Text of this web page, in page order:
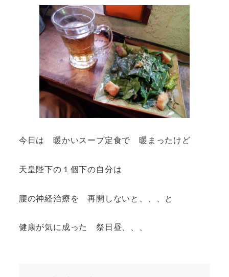
今日は 暖かいスープ定食で 暖まったけど
天皇陛下の１個下の自分は
腰の神経治療を 再開しないと、、、と
健康が気に成った 祭日昼、、、